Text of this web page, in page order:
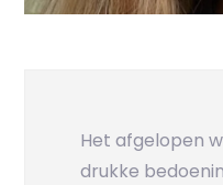
Het afgelopen
drukke